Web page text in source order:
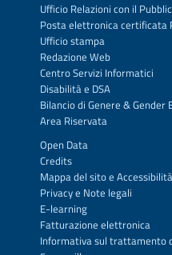
Ufficio Relazioni con il
Posta elettronica certificata
Ufficio stampa
Redazione Web
Centro Servizi Informatici
Disabilità e DSA
Bilancio di Genere & Gender
Area Riservata
Open Data
Credits
Mappa del sitoe Accessibilità
Privacye Note legali
E-learning
Fatturazione elettronica
Informativa sul trattamento